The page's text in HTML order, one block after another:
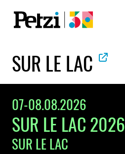
SUR LE LAC
07-08.08.2026
SUR LE LAC 2026
SUR LE LAC